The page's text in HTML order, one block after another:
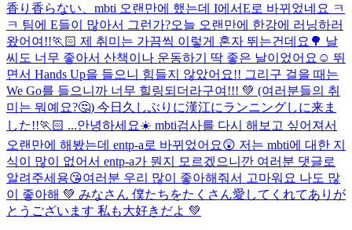
香り香らない、 mbti 오랜만에 했는데 I에서E로 바뀌었네요 ㅋ
ㅋ 팀에 E들이 많아서 그런가?오늘 오랜만에 한강에 러닝하러
왔어여!!🏃🏻 제 취미는 가끔씩 이렇게 혼자 뛰는건데요🌳 날
씨도 너무 좋아서 산책이나 운동하기 딱 좋은 날이었어요☺️ 뛰
면서 Hands Up을 들으니 힘들지 않았어요!! 그리구 걸을 때는
We Go를 들으니까 너무 힐링되더라구여!!! 💚 (여러분들의 취
미는 뭐예요?🤔) 今日久しぶりに漢江にランニングしに来ま
した!!🏃🏻 ...안녕하세요☀️ mbti검사를 다시 해보고 싶어져서
오랜만에 해봤는데 entp-a로 바뀌었어요😲 저는 mbti에 대한 지
식이 많이 없어서 entp-a가 뭔지 모르겠으니깐 여러분 댓글로
알려주세용😘여러분 우리 많이 좋아해줘서 고마워요 나도 많
이 좋아해 💚 みなさん 僕たちをたくさん愛してくれてありが
とうございます 私も大好きだよ 💚